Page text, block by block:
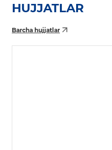
HUJJATLAR
Barcha hujjatlar